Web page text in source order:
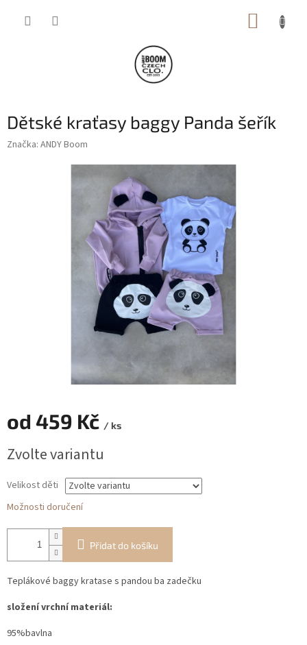
Dětské kraťasy baggy Panda šeřík
Značka: ANDY Boom
od 459 Kč / ks
cena:
Zvolte variantu
Velikost děti
Možnosti doručení
Přidat do košíku
Teplákové baggy kratase s pandou ba zadečku
složení vrchní materiál:
95%bavlna